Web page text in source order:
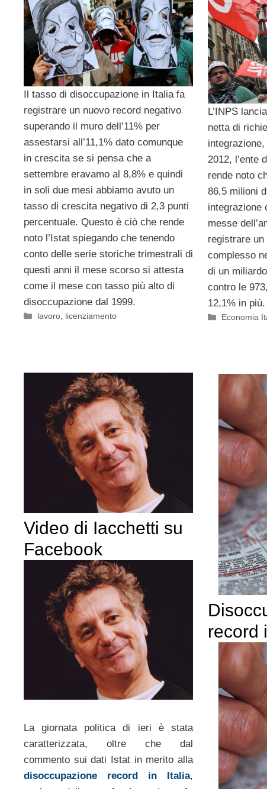
L’INPS
netta di
2012, l’ente
rende noto
86,5 milioni
integrazione
messe
registrare un
complesso
di un
contro le
12,1% in più.
Categorie
Economia
Il tasso di disoccupazione in Italia fa
registrare un nuovo record negativo
superando il muro dell’11% per
assestarsi all’11,1% dato comunque
in crescita se si pensa che a
settembre eravamo al 8,8% e quindi
in soli due mesi abbiamo avuto un
tasso di crescita negativo di 2,3 punti
percentuale. Questo è ciò che rende
noto l’Istat spiegando che tenendo
conto delle serie storiche trimestrali di
questi anni il mese scorso si attesta
come il mese con tasso più alto di
disoccupazione dal 1999.
Categorie
lavoro, licenziamento
Video di Iacchetti su
Facebook
La giornata politica di ieri è stata
caratterizzata, oltre che dal
commento sui dati Istat in merito alla
disoccupazione record in Italia,
record